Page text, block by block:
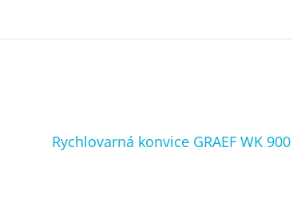
Rychlovarná konvice GRAEF WK 900